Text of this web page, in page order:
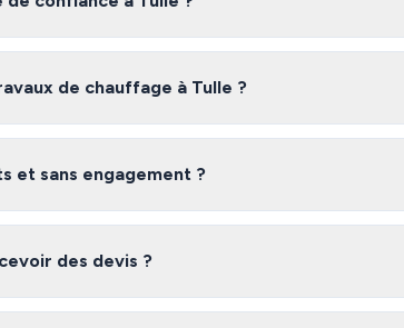
nous vous recommandons de comparer plusieurs
de chauffage à Tulle ?
l'ampleur des travaux, les matériaux utilisés et la
et sans engagement ?
engagement. Vous recevez jusqu'à 3 devis de
des devis ?
généralement vos devis sous 48 heures. Les